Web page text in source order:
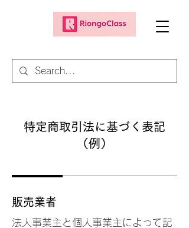
特定商取引法に基づく表記
（例）
販売業者
法人事業主と個人事業主によって記